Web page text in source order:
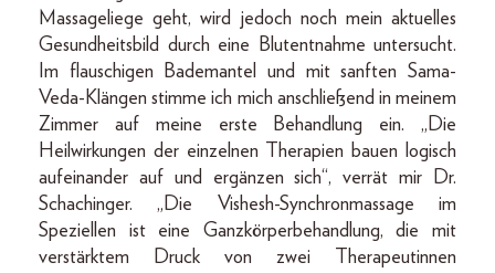
Massageliege geht, wird jedoch noch mein aktuelles
Gesundheitsbild durch eine Blutentnahme untersucht.
Im flauschigen Bademantel und mit sanften Sama-
Veda-Klängen stimme ich mich anschließend in meinem
Zimmer auf meine erste Behandlung ein. „Die
Heilwirkungen der einzelnen Therapien bauen logisch
aufeinander auf und ergänzen sich“, verrät mir Dr.
Schachinger. „Die Vishesh-Synchronmassage im
Speziellen ist eine Ganzkörperbehandlung, die mit
verstärktem Druck von zwei Therapeutinnen